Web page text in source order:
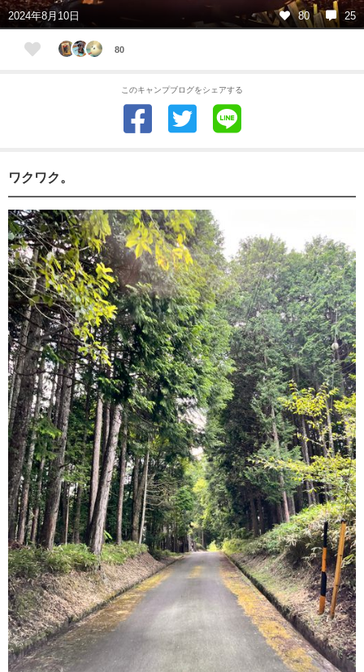
2024年8月10日 80 25
80
このキャンプブログをシェアする
ワクワク。